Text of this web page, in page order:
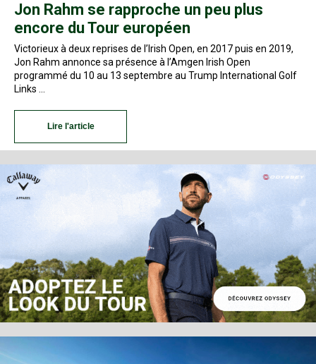
Jon Rahm se rapproche un peu plus
encore du Tour européen
Victorieux à deux reprises de l’Irish Open, en 2017 puis en 2019,
Jon Rahm annonce sa présence à l’Amgen Irish Open
programmé du 10 au 13 septembre au Trump International Golf
Links …
Lire l'article